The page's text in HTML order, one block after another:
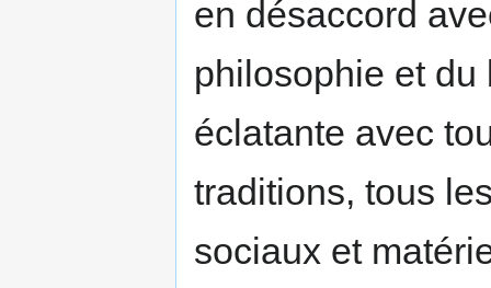
en désaccord
philosophie et
éclatante avec
traditions, tous
sociaux et